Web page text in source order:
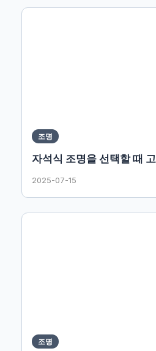
조명
자석식 조명을 선택할 때
2025-07-15
조명